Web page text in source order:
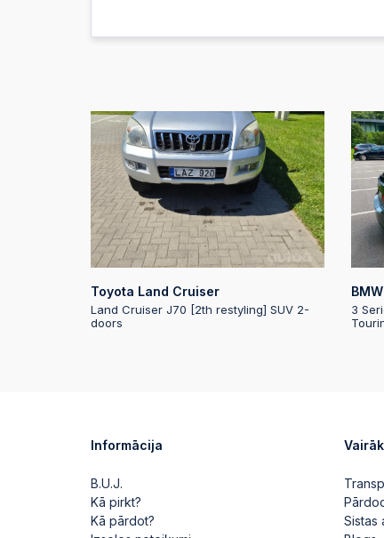
Toyota Land Cruiser
Land Cruiser J70 [2th restyling] SUV 2-
doors
3
Informācija
B.U.J.
Kā pirkt?
Kā pārdot?
Sistas